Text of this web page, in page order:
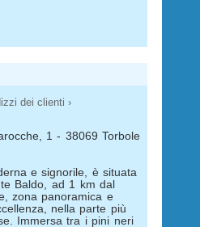
dei clienti ›
1 - 38069 Torbole
e signorile, è situata
Baldo, ad 1 km dal
zona panoramica e
nella parte più
Immersa tra i pini neri